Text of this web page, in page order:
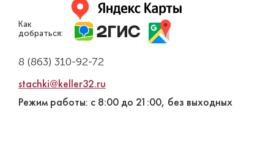
Как
добраться:
8 (863) 310-92-72
stachki@keller32.ru
Режим работы: с 8:00 до 21:00, без выходных